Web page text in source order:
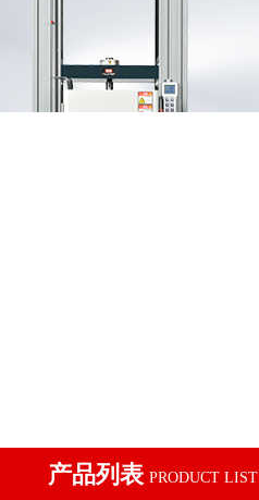
产品列表 PRODUCT LIST